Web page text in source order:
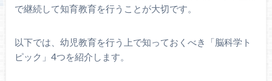
で継続して知育教育を行うことが大切です。
以下では、幼児教育を行う上で知っておくべき「脳科学ト
ピック」4つを紹介します。